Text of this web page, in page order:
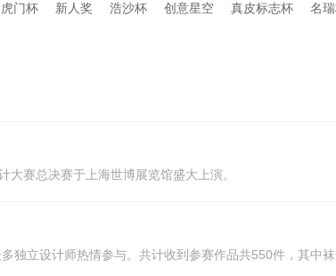
虎门杯 新人奖 浩沙杯 创意星空 真皮标志杯 名
大赛总决赛于上海世博展览馆盛大上演。
独立设计师热情参与。共计收到参赛作品共550件，其中